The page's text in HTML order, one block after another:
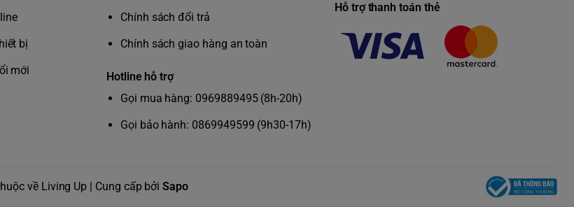
bị
mới
Chính sách đổi trả
Chính sách giao hàng an toàn
Hotline hỗ trợ
Gọi mua hàng: 0969889495 (8h-20h)
Gọi bảo hành: 0869949599 (9h30-17h)
Hỗ trợ thanh toán thẻ
về Living Up | Cung cấp bởiSapo